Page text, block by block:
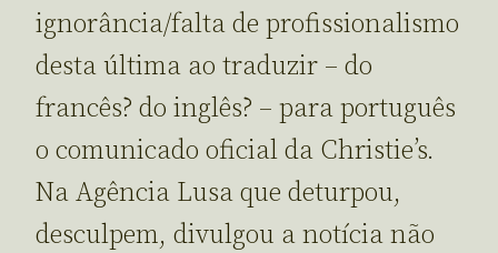
ignorância/falta de profissionalismo
desta última ao traduzir – do
francês? do inglês? – para português
o comunicado oficial da Christie’s.
Na Agência Lusa que deturpou,
desculpem, divulgou a notícia não